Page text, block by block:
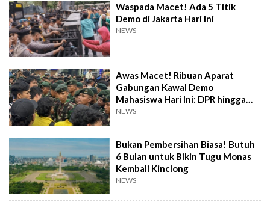
Waspada Macet! Ada 5 Titik
Demo di Jakarta Hari Ini
NEWS
Awas Macet! Ribuan Aparat
Gabungan Kawal Demo
Mahasiswa Hari Ini: DPR hingga
Monas Dijaga Ketat
NEWS
Bukan Pembersihan Biasa! Butuh
6 Bulan untuk Bikin Tugu Monas
Kembali Kinclong
NEWS